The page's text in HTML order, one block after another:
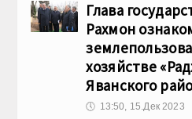
Глава
Рахмон
хозяйстве
Яванского
🕔 13:50, 15.Дек 2023